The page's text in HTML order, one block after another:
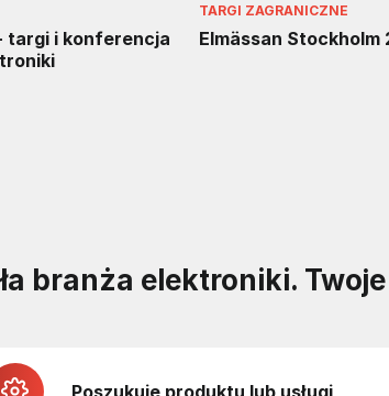
targi i konferencja
TARGI ZAGRANICZNE
Elmässan Stockholm
branża elektroniki.
Poszukuję produktu lub usługi